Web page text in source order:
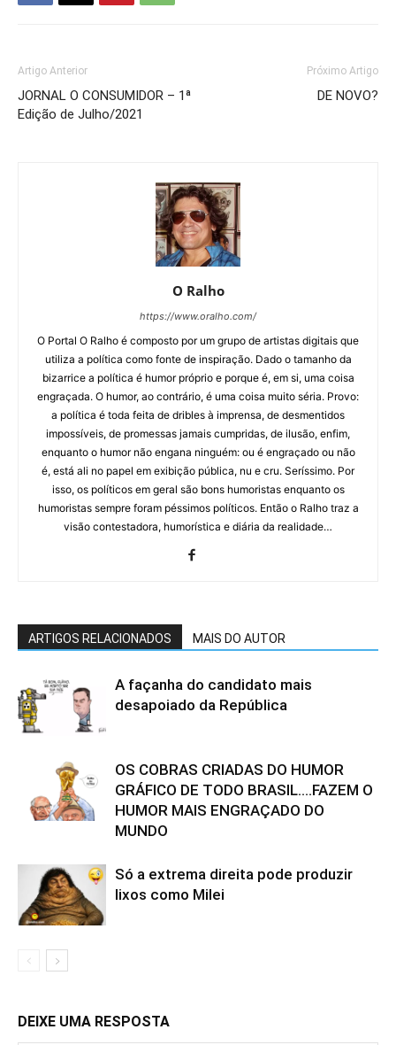
Artigo Anterior
JORNAL O CONSUMIDOR – 1ª
Edição de Julho/2021
Próximo Artigo
DE NOVO?
O Ralho
https://www.oralho.com/
O Portal O Ralho é composto por um grupo de artistas digitais que
utiliza a política como fonte de inspiração. Dado o tamanho da
bizarrice a política é humor próprio e porque é, em si, uma coisa
engraçada. O humor, ao contrário, é uma coisa muito séria. Provo:
a política é toda feita de dribles à imprensa, de desmentidos
impossíveis, de promessas jamais cumpridas, de ilusão, enfim,
enquanto o humor não engana ninguém: ou é engraçado ou não
é, está ali no papel em exibição pública, nu e cru. Seríssimo. Por
isso, os políticos em geral são bons humoristas enquanto os
humoristas sempre foram péssimos políticos. Então o Ralho traz a
visão contestadora, humorística e diária da realidade…
ARTIGOS RELACIONADOS MAIS DO AUTOR
A façanha do candidato mais
desapoiado da República
OS COBRAS CRIADAS DO HUMOR
GRÁFICO DE TODO BRASIL….FAZEM O
HUMOR MAIS ENGRAÇADO DO
MUNDO
Só a extrema direita pode produzir
lixos como Milei
DEIXE UMA RESPOSTA